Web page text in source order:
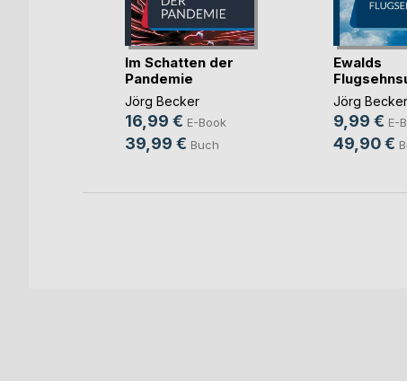
Im Schatten der
Pandemie
Jörg Becker
16,99 € E-Book
39,99 € Buch
Ewalds
Jörg Becker
9,99 € E-
49,90 €